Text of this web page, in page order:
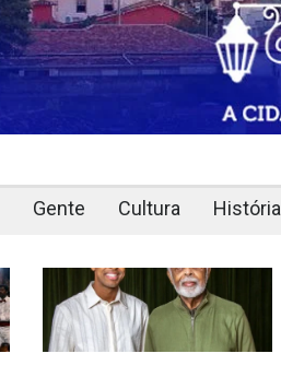
Gente Cultura História